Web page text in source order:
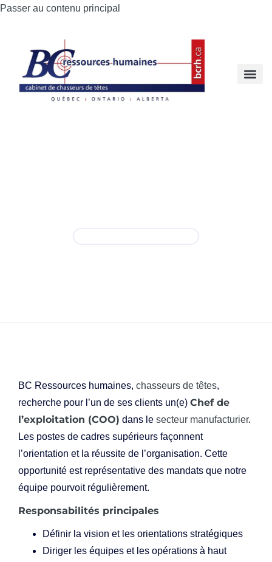
Passer au contenu principal
BC Ressources humaines, chasseurs de têtes,
recherche pour l’un de ses clients un(e) Chef de
l’exploitation (COO) dans le secteur manufacturier.
Les postes de cadres supérieurs façonnent
l’orientation et la réussite de l’organisation. Cette
opportunité est représentative des mandats que notre
équipe pourvoit régulièrement.
Responsabilités principales
Définir la vision et les orientations stratégiques
Diriger les équipes et les opérations à haut